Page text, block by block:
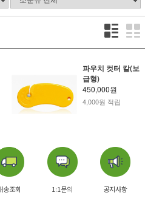
파우치 컷터 칼(보
급형)
450,000원
4,000원 적립
송조회 1:1문의 공지사항